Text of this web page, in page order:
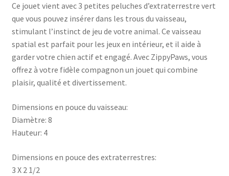
Ce jouet vient avec 3 petites peluches d’extraterrestre vert
que vous pouvez insérer dans les trous du vaisseau,
stimulant l’instinct de jeu de votre animal. Ce vaisseau
spatial est parfait pour les jeux en intérieur, et il aide à
garder votre chien actif et engagé. Avec ZippyPaws, vous
offrez à votre fidèle compagnon un jouet qui combine
plaisir, qualité et divertissement.
Dimensions en pouce du vaisseau:
Diamètre: 8
Hauteur: 4
Dimensions en pouce des extraterrestres:
3 X 2 1/2